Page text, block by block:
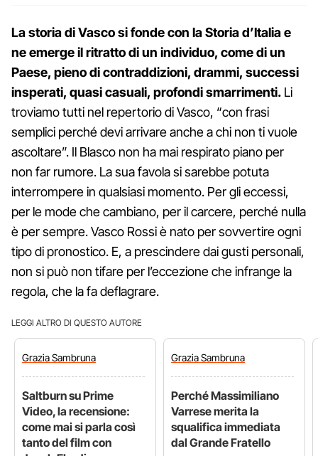
La storia di Vasco si fonde con la Storia d’Italia e
ne emerge il ritratto di un individuo, come di un
Paese, pieno di contraddizioni, drammi, successi
insperati, quasi casuali, profondi smarrimenti. Li
troviamo tutti nel repertorio di Vasco, “con frasi
semplici perché devi arrivare anche a chi non ti vuole
ascoltare”. Il Blasco non ha mai respirato piano per
non far rumore. La sua favola si sarebbe potuta
interrompere in qualsiasi momento. Per gli eccessi,
per le mode che cambiano, per il carcere, perché nulla
è per sempre. Vasco Rossi è nato per sovvertire ogni
tipo di pronostico. E, a prescindere dai gusti personali,
non si può non tifare per l’eccezione che infrange la
regola, che la fa deflagrare.
LEGGI ALTRO DI QUESTO AUTORE
GraziaSambruna
Saltburn su Prime
Video, la recensione:
come mai si parla così
tanto del film con
GraziaSambruna
Perché Massimiliano
Varrese merita la
squalifica immediata
dal Grande Fratello